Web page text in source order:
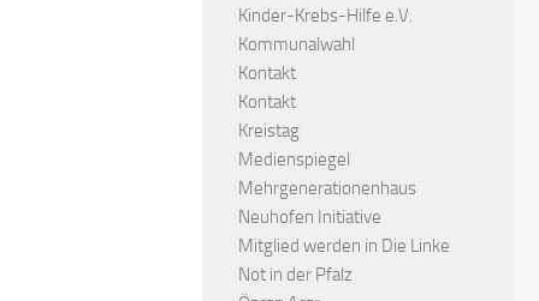
Kinder-Krebs-Hilfe e.V.
Kommunalwahl
Kontakt
Kontakt
Kreistag
Medienspiegel
Mehrgenerationenhaus
Neuhofen Initiative
Mitglied werden in Die Linke
Not in der Pfalz